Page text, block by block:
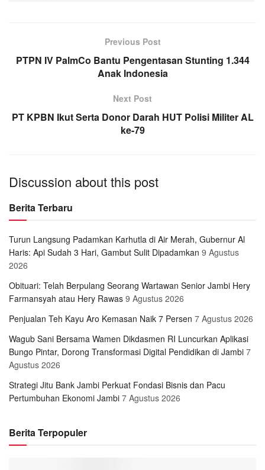
Previous Post
PTPN IV PalmCo Bantu Pengentasan Stunting 1.344
Anak Indonesia
Next Post
PT KPBN Ikut Serta Donor Darah HUT Polisi Militer AL
ke-79
Discussion about this post
Berita Terbaru
Turun Langsung Padamkan Karhutla di Air Merah, Gubernur Al
Haris: Api Sudah 3 Hari, Gambut Sulit Dipadamkan 9 Agustus
2026
Obituari: Telah Berpulang Seorang Wartawan Senior Jambi Hery
Farmansyah atau Hery Rawas 9 Agustus 2026
Penjualan Teh Kayu Aro Kemasan Naik 7 Persen 7 Agustus 2026
Wagub Sani Bersama Wamen Dikdasmen RI Luncurkan Aplikasi
Bungo Pintar, Dorong Transformasi Digital Pendidikan di Jambi 7
Agustus 2026
Strategi Jitu Bank Jambi Perkuat Fondasi Bisnis dan Pacu
Pertumbuhan Ekonomi Jambi 7 Agustus 2026
Berita Terpopuler